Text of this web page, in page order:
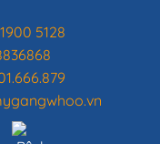
1900 5128